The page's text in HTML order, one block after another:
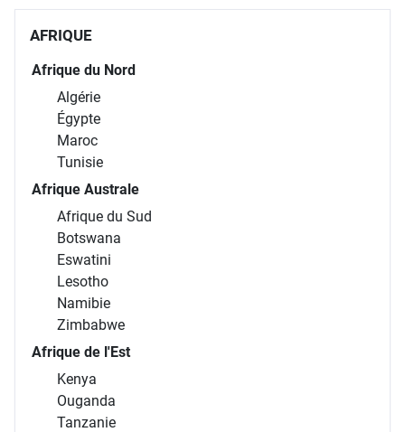
AFRIQUE
Afrique du Nord
Algérie
Égypte
Maroc
Tunisie
Afrique Australe
Afrique du Sud
Botswana
Eswatini
Lesotho
Namibie
Zimbabwe
Afrique de l'Est
Kenya
Ouganda
Tanzanie